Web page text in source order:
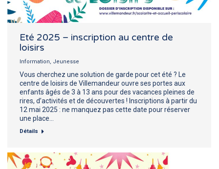
Eté 2025 – inscription au centre de
loisirs
Information, Jeunesse
Vous cherchez une solution de garde pour cet été ? Le
centre de loisirs de Villemandeur ouvre ses portes aux
enfants âgés de 3 à 13 ans pour des vacances pleines de
rires, d’activités et de découvertes ! Inscriptions à partir du
12 mai 2025 : ne manquez pas cette date pour réserver
une place…
Détails